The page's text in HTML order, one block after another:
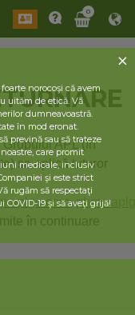
0
APL (în
se aplică tuturor
,
în continuare
norocoşi că avem
uităm de etică. Vă
dumneavoastră.
în mod eronat.
prevină sau să trateze
care promit
medicale, inclusiv
şi este strict
rugăm să respectaţi
19 şi să aveţi grijă!